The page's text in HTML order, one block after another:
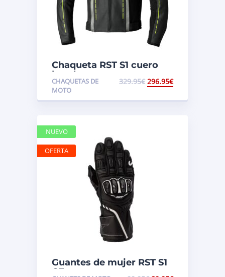
Chaqueta RST S1 cuero
hombre
CHAQUETAS DE
MOTO
329.95€ 296.95€
Guantes de mujer RST S1
CE
NUEVO
OFERTA